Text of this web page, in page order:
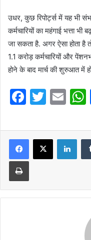
उधर, कुछ रिपोर्ट्स में यह भी
कर्मचारियों का महंगाई भत्ता
जा सकता है. अगर ऐसा होता है
1.1 करोड़ कर्मचारियों और
होने के बाद मार्च की शुरुआत में
F
c
e
b
o
o
T
itt
er
E
ai
l
Print